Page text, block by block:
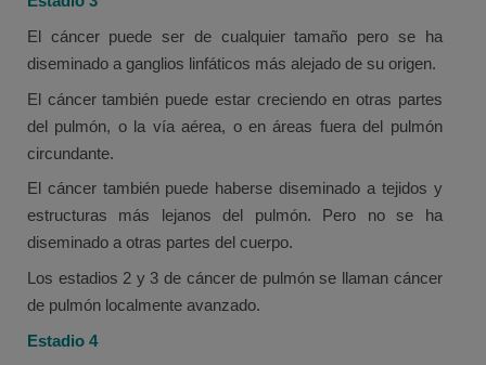
El cáncer puede ser de cualquier tamaño pero se ha
diseminado a ganglios linfáticos más alejado de su origen.
El cáncer también puede estar creciendo en otras partes
del pulmón, o la vía aérea, o en áreas fuera del pulmón
circundante.
El cáncer también puede haberse diseminado a tejidos y
estructuras más lejanos del pulmón. Pero no se ha
diseminado a otras partes del cuerpo.
Los estadios 2 y 3 de cáncer de pulmón se llaman cáncer
de pulmón localmente avanzado.
Estadio 4